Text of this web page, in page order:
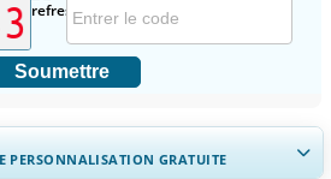
Soumettre
PERSONNALISATION GRATUITE